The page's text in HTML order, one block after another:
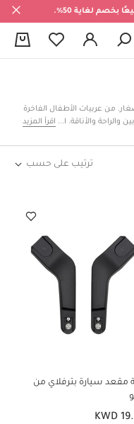
لغاية 50%.
من عربيات الأطفال الفاخرة
والراحة والأناقة. استكشفوا
اقرأ المزيد
ترتيب على حسب
مقعد سيارة بترفلاي من
KWD